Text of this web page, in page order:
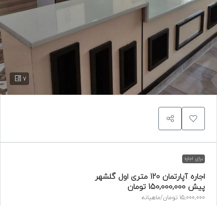
7
برای اجاره
اجاره آپارتمان 120 متری اول گلشهر
پیش 150,000,000 تومان
15,000,000 تومان /ماهیانه